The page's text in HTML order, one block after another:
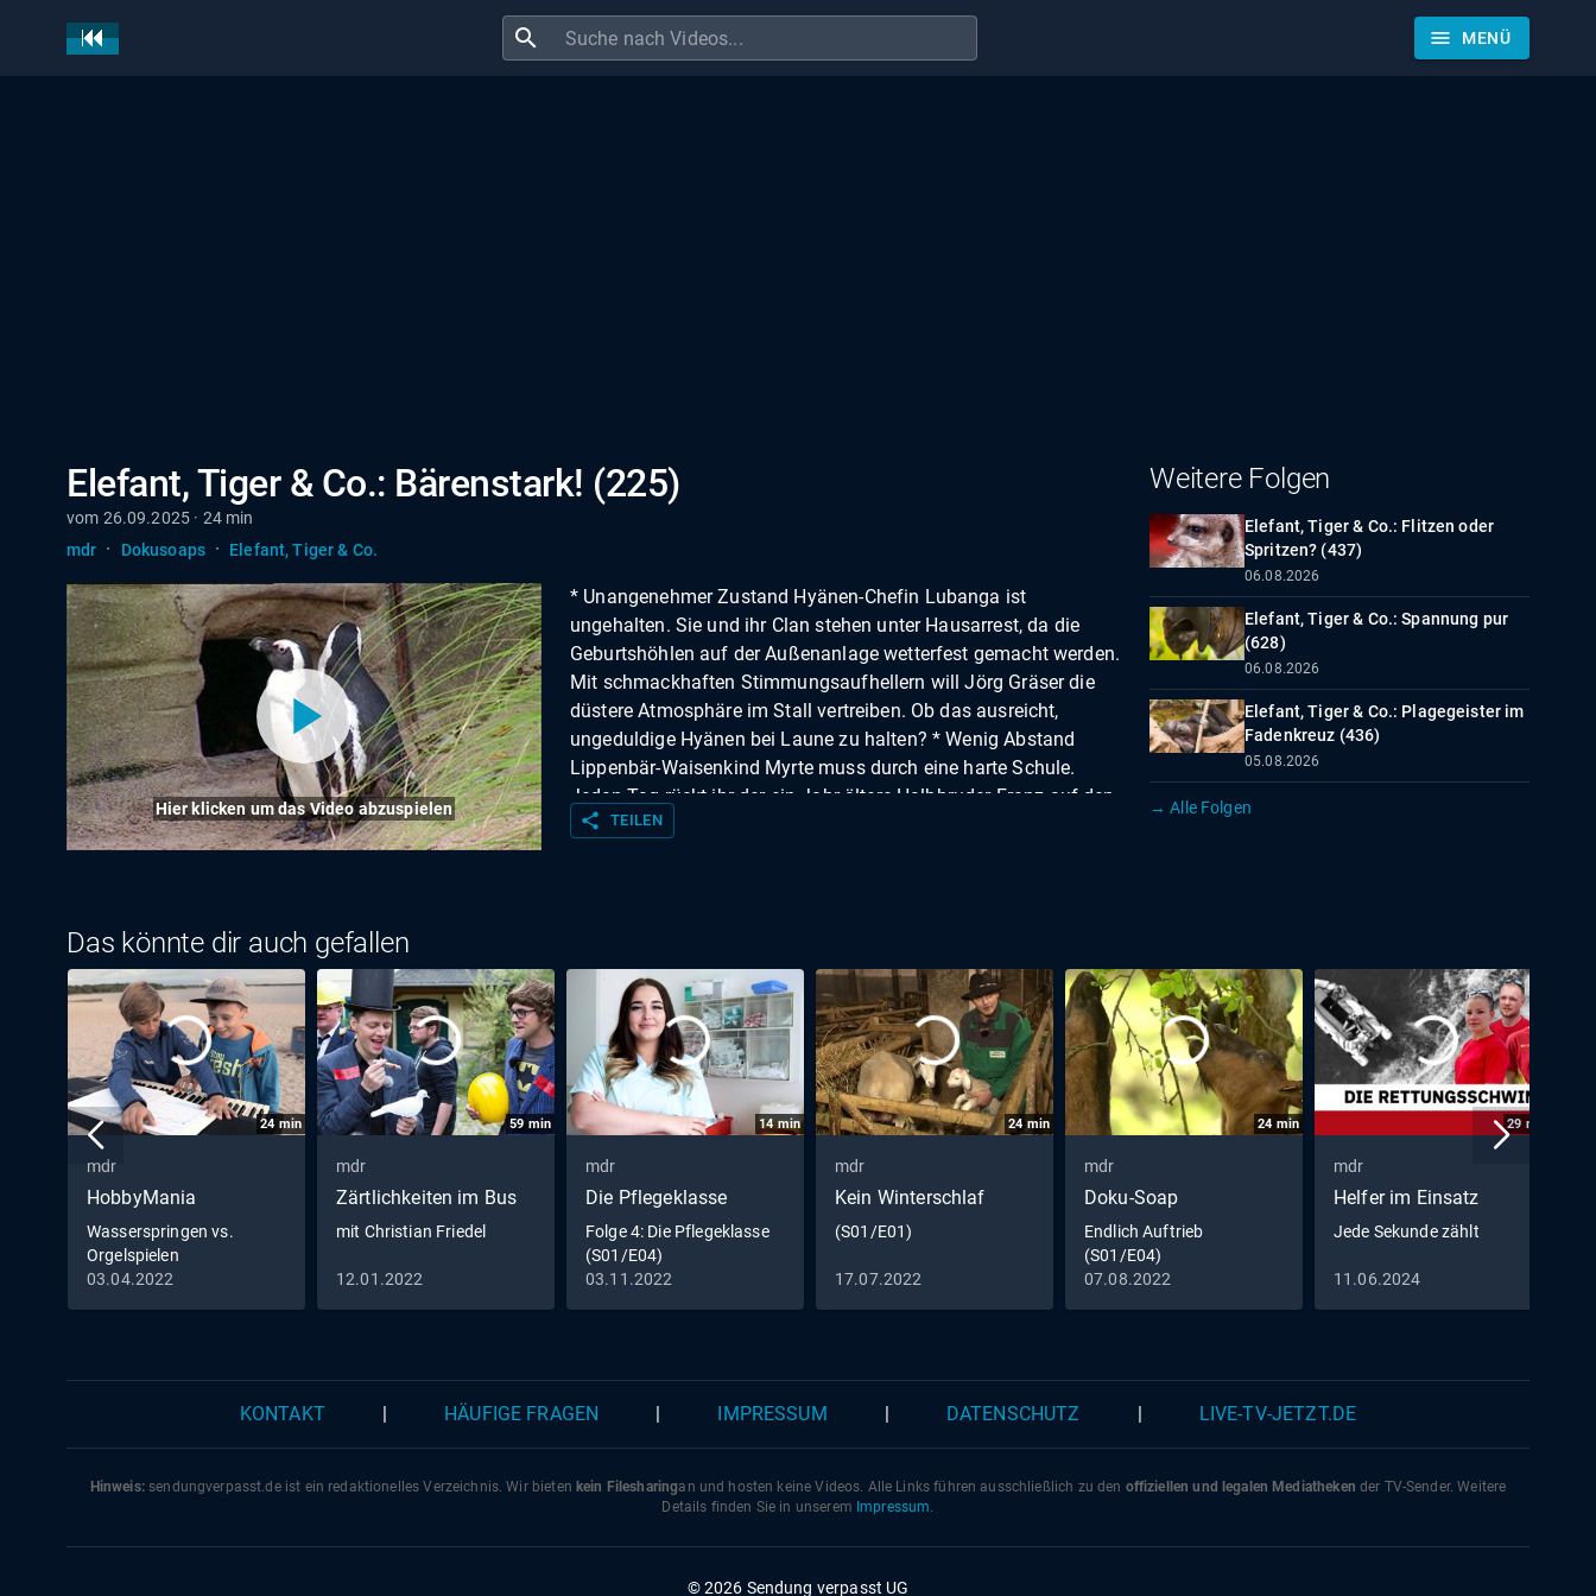
search menu MENÜ
Elefant, Tiger & Co.: Bärenstark! (225)
vom 26.09.2025 · 24 min
mdr · Dokusoaps · Elefant, Tiger & Co.
Hier klicken um das Video abzuspielen
* Unangenehmer Zustand Hyänen-Chefin Lubanga ist
ungehalten. Sie und ihr Clan stehen unter Hausarrest, da die
Geburtshöhlen auf der Außenanlage wetterfest gemacht werden.
Mit schmackhaften Stimmungsaufhellern will Jörg Gräser die
düstere Atmosphäre im Stall vertreiben. Ob das ausreicht,
ungeduldige Hyänen bei Laune zu halten? * Wenig Abstand
Lippenbär-Waisenkind Myrte muss durch eine harte Schule.
Jeden Tag rückt ihr der ein Jahr ältere Halbbruder Franz auf den
Pelz. Zum Spielen - und zum Lernen, wie sich ein Lippenbär
Ernst wird? * Anderer Umstand Die kleinsten und scheuesten
Huftiere des Leipziger Zoos sorgen für Aufregung: Das
Duckerpärchen hat sich in den vergangenen Wochen nicht nur
geduckt, sondern auch gedeckt. Und jetzt steht Nachwuchs ins
Haus. Jens Hirmer will deswegen den Stall zum Geburtshaus
ausbauen. Aber was genau brauchen die sprunghaften Tiere?
share TEILEN
Weitere Folgen
Elefant, Tiger & Co.: Flitzen oder
Spritzen? (437)
06.08.2026
Elefant, Tiger & Co.: Spannung pur
(628)
06.08.2026
Elefant, Tiger & Co.: Plagegeister im
Fadenkreuz (436)
05.08.2026
→ Alle Folgen
Das könnte dir auch gefallen
24 min
mdr
HobbyMania
Wasserspringen vs.
Orgelspielen
03.04.2022
59 min
mdr
Zärtlichkeiten im Bus
mit Christian Friedel
12.01.2022
14min
mdr
Die Pflegeklasse
Folge 4: Die Pflegeklasse
(S01/E04)
03.11.2022
24 min
mdr
Kein Winterschlaf
(S01/E01)
17.07.2022
24 min
mdr
Doku-Soap
Endlich Auftrieb
(S01/E04)
07.08.2022
29 min
mdr
Helfer im Einsatz
Jede Sekunde zählt
11.06.2024
KONTAKT HÄUFIGE FRAGEN IMPRESSUM DATENSCHUTZ LIVE-TV-JETZT.DE
Hinweis:sendungverpasst.deist ein redaktionelles Verzeichnis. Wir bieten kein Filesharingan und hosten keine Videos. Alle Links führen ausschließlich zu den offiziellen und legalen Mediatheken der TV-Sender. Weitere
Details finden Sie in unserem Impressum.
© 2026 Sendung verpasst UG